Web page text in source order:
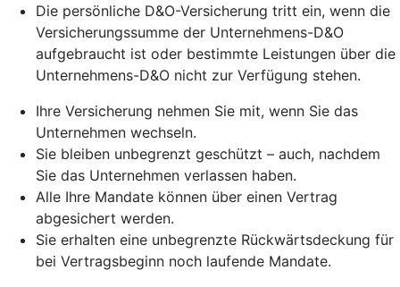
Die persönliche D&O-Versicherung tritt ein, wenn die
Versicherungssumme der Unternehmens-D&O
aufgebraucht ist oder bestimmte Leistungen über die
Unternehmens-D&O nicht zur Verfügung stehen.
Ihre Versicherung nehmen Sie mit, wenn Sie das
Unternehmen wechseln.
Sie bleiben unbegrenzt geschützt – auch, nachdem
Sie das Unternehmen verlassen haben.
Alle Ihre Mandate können über einen Vertrag
abgesichert werden.
Sie erhalten eine unbegrenzte Rückwärtsdeckung für
bei Vertragsbeginn noch laufende Mandate.